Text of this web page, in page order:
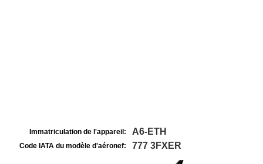
Immatriculation de l'appareil: A6-ETH
Code IATA du modèle d'aéronef: 777 3FXER